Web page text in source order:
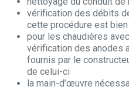
vérification des débits
cette procédure est
pour les chaudières
vérification des anodes
fournis par le
de celui-ci
la main-d’œuvre